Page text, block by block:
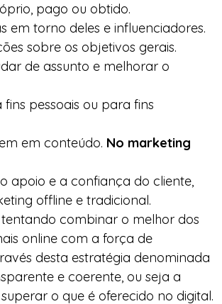
pago ou obtido.
em torno deles e influenciadores.
sobre os objetivos gerais.
de assunto e melhorar o
fins pessoais ou para fins
em conteúdo. No marketing
apoio e a confiança do cliente,
offline e tradicional.
combinar o melhor dos
online com a força de
desta estratégia denominada
e coerente, ou seja a
o que é oferecido no digital.